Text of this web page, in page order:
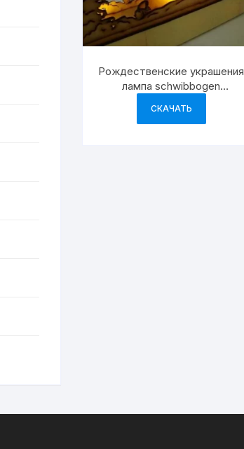
Рождественские украшения
лампа schwibbogen
СКАЧАТЬ